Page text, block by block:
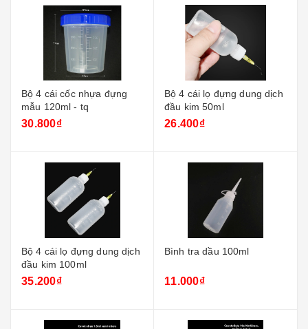
Bộ 4 cái cốc nhựa đựng
mẫu 120ml - tq
30.800₫
Bộ 4 cái lọ đựng dung dịch
đầu kim 50ml
26.400₫
Bộ 4 cái lọ đựng dung dịch
đầu kim 100ml
35.200₫
Bình tra dầu 100ml
11.000₫